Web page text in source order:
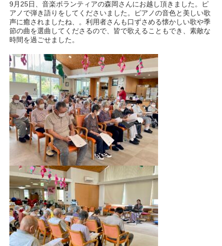
9月25日、音楽ボランティアの森岡さんにお越し頂きました。ピ
アノで弾き語りをしてくださいました。ピアノの音色と美しい歌
声に癒されましたね、。利用者さんも口ずさめる懐かしい歌や季
節の曲を選曲してくださるので、皆で歌えることもでき、素敵な
時間を過ごせました。